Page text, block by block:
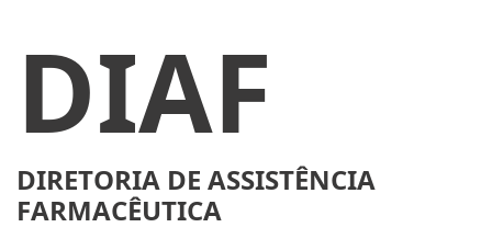
DIAF
DIRETORIA DE ASSISTÊNCIA
FARMACÊUTICA